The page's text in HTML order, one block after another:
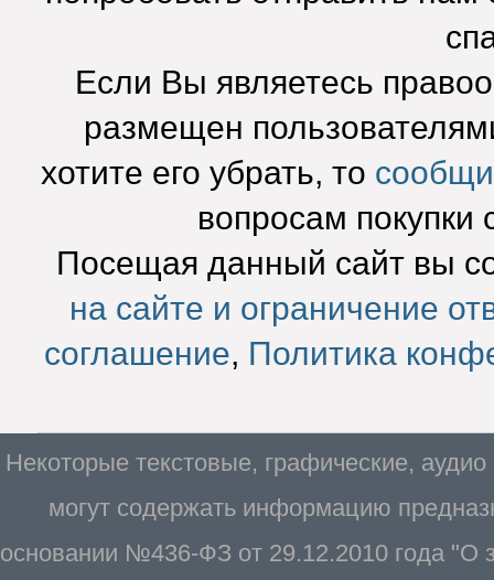
Если Вы являетесь
размещен
хотите его убрать, то
вопросам покупки
Посещая данный сайт вы
на сайте и ограничение
соглашение, Политика
Некоторые текстовые, графические,
могут содержать информацию
основании №436-ФЗ от 29.12.2010 года "О